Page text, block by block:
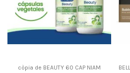
còpia de BEAUTY 60 CAP NIAM